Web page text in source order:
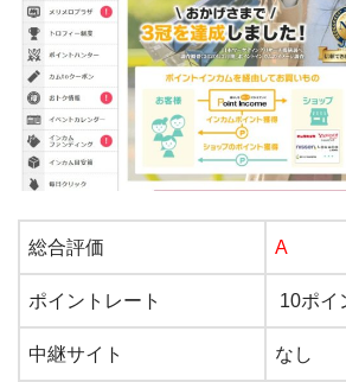
総合評価 A
ポイントレート 10ポイ
中継サイト なし